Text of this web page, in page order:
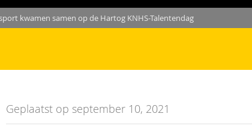
kwamen samen op de Hartog KNHS-Talentendag
Geplaatst op september 10, 2021